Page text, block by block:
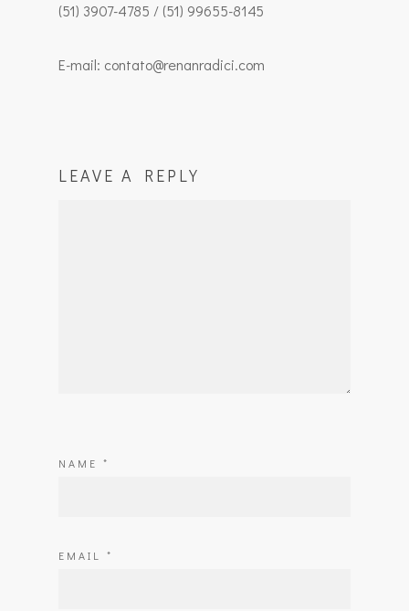
(51) 3907-4785 / (51) 99655-8145
E-mail: contato@renanradici.com
LEAVE A REPLY
NAME *
EMAIL *